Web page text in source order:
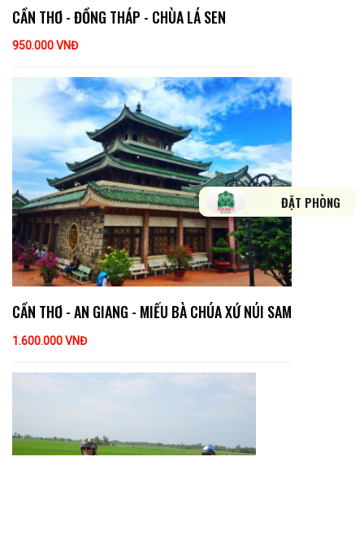
CẦN THƠ - ĐỒNG THÁP - CHÙA LÁ SEN
950.000 VNĐ
CẦN THƠ - AN GIANG - MIẾU BÀ CHÚA XỨ NÚI SAM
1.600.000 VNĐ
ĐẶT PHÒNG